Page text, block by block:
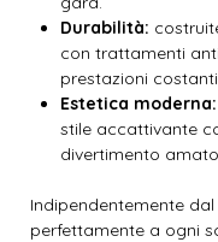
Durabilità:
con trattamenti
prestazioni
Estetica moderna:
stile accattivante
divertimento
Indipendentemente
perfettamente a ogni